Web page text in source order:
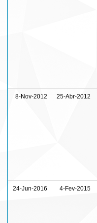
8-Nov-2012 25-Abr-2012
24-Jun-2016 4-Fev-2015